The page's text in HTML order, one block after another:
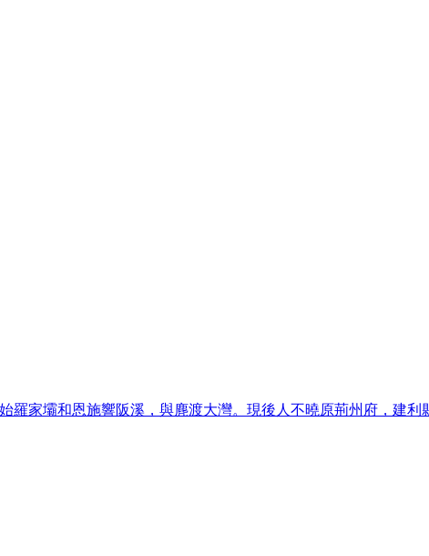
羅家壩和恩施響阪溪，與麂渡大灣。現後人不曉原荊州府，建利